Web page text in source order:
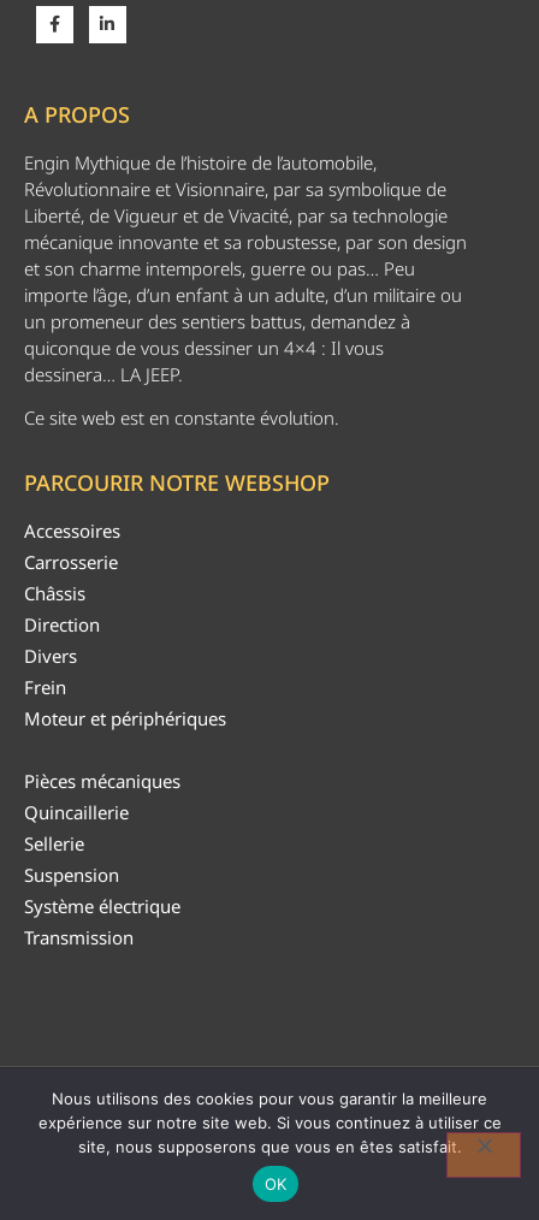
A PROPOS
Engin Mythique de l’histoire de l’automobile,
Révolutionnaire et Visionnaire, par sa symbolique de
Liberté, de Vigueur et de Vivacité, par sa technologie
mécanique innovante et sa robustesse, par son design
et son charme intemporels, guerre ou pas… Peu
importe l’âge, d’un enfant à un adulte, d’un militaire ou
un promeneur des sentiers battus, demandez à
quiconque de vous dessiner un 4×4 : Il vous
dessinera… LA JEEP.
Ce site web est en constante évolution.
PARCOURIR NOTRE WEBSHOP
Accessoires
Carrosserie
Châssis
Direction
Divers
Frein
Moteur et périphériques
Pièces mécaniques
Quincaillerie
Sellerie
Suspension
Système électrique
Transmission
© DUTEA 2026 |Politique de confidentialité| CGV|
Politique
| TVA : BE0794 182 946
Nous utilisons des cookies pour vous garantir la meilleure
expérience sur notre site web. Si vous continuez à utiliser ce
site, nous supposerons que vous en êtes satisfait.
OK